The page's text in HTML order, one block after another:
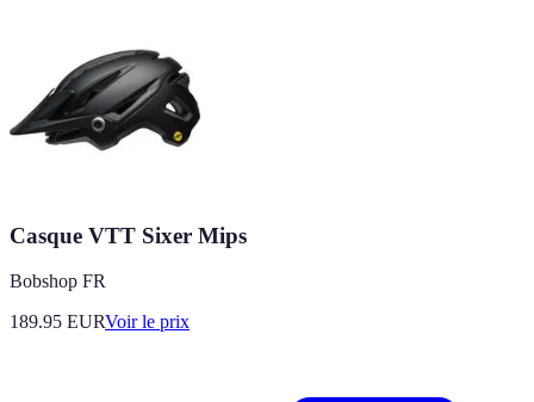
Casque VTT Sixer Mips
Bobshop FR
189.95 EURVoir le prix